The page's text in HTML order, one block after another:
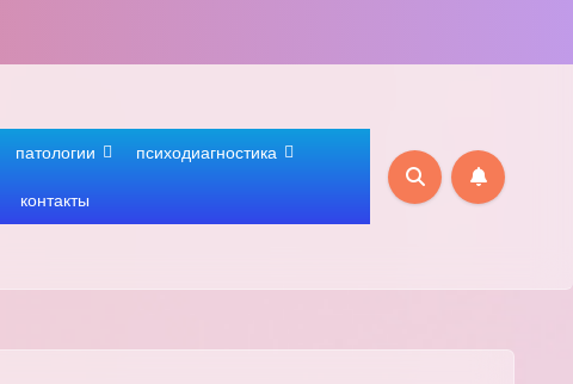
патологии психодиагностика
контакты